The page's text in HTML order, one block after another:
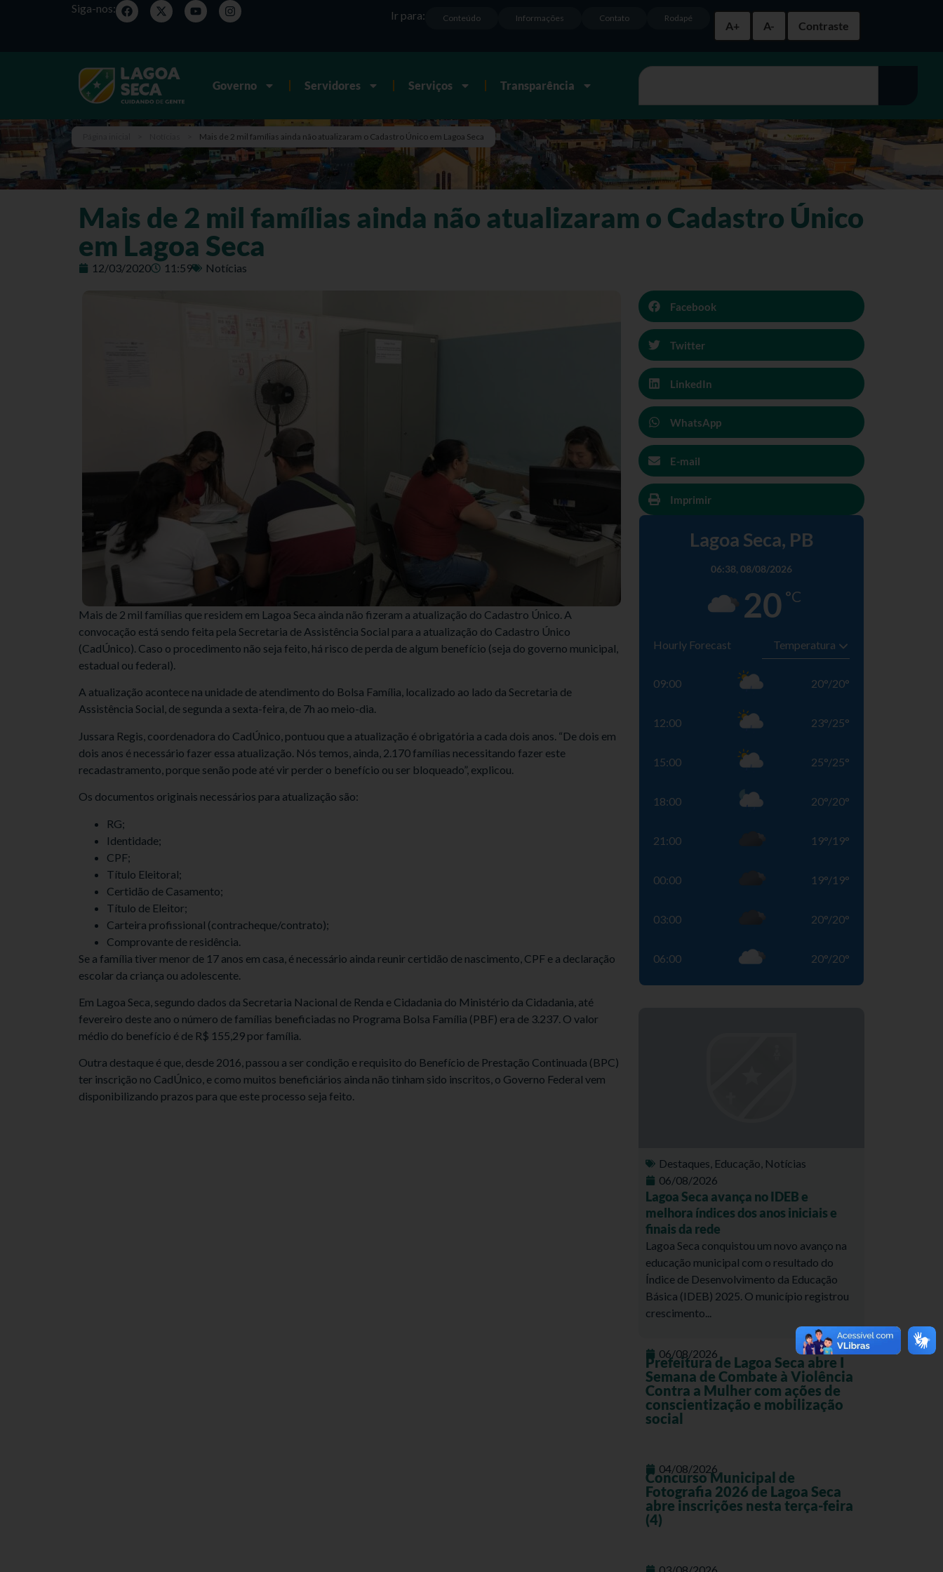
Siga-nos:
A+
A- Contraste
Rodapé
Contato
Informações
Conteúdo
Ir para:
Governo Servidores Serviços Transparência
Mais de 2 mil famílias ainda não atualizaram o Cadastro Único em Lagoa Seca
Mais de 2 mil famílias ainda não atualizaram o Cadastro Único
em Lagoa Seca
12/03/2020 11:59 Notícias
Mais de 2 mil famílias que residem em Lagoa Seca ainda não fizeram a atualização do Cadastro Único. A
convocação está sendo feita pela Secretaria de Assistência Social para a atualização do Cadastro Único
(CadÚnico). Caso o procedimento não seja feito, há risco de perda de algum benefício (seja do governo municipal,
estadual ou federal).
A atualização acontece na unidade de atendimento do Bolsa Família, localizado ao lado da Secretaria de
Assistência Social, de segunda a sexta-feira, de 7h ao meio-dia.
Jussara Regis, coordenadora do CadÚnico, pontuou que a atualização é obrigatória a cada dois anos. “De dois em
dois anos é necessário fazer essa atualização. Nós temos, ainda, 2.170 famílias necessitando fazer este
recadastramento, porque senão pode até vir perder o benefício ou ser bloqueado”, explicou.
Os documentos originais necessários para atualização são:
RG;
Identidade;
CPF;
Título Eleitoral;
Certidão de Casamento;
Título de Eleitor;
Carteira profissional (contracheque/contrato);
Comprovante de residência.
Se a família tiver menor de 17 anos em casa, é necessário ainda reunir certidão de nascimento, CPF e a declaração
escolar da criança ou adolescente.
Em Lagoa Seca, segundo dados da Secretaria Nacional de Renda e Cidadania do Ministério da Cidadania, até
fevereiro deste ano o número de famílias beneficiadas no Programa Bolsa Família (PBF) era de 3.237. O valor
médio do benefício é de R$ 155,29 por família.
Outra destaque é que, desde 2016, passou a ser condição e requisito do Benefício de Prestação Continuada (BPC)
ter inscrição no CadÚnico, e como muitos beneficiários ainda não tinham sido inscritos, o Governo Federal vem
disponibilizando prazos para que este processo seja feito.
Facebook
Twitter
LinkedIn
WhatsApp
E-mail
Imprimir
Lagoa Seca, PB
06:38, 08/08/2026
20 °C
Hourly Forecast
09:00 20°/20°
12:00 23°/25°
15:00 25°/25°
18:00 20°/20°
21:00 19°/19°
00:00 19°/19°
03:00 20°/20°
06:00 20°/20°
Destaques, Educação, Notícias
06/08/2026
Lagoa Seca avança no IDEB e
melhora índices dos anos iniciais e
finais da rede
Lagoa Seca conquistou um novo avanço na
educação municipal com o resultado do
Índice de Desenvolvimento da Educação
Básica (IDEB) 2025. O município registrou
crescimento...
06/08/2026
Prefeitura de Lagoa Seca abre I
Semana de Combate à Violência
Contra a Mulher com ações de
conscientização e mobilização
social
04/08/2026
Concurso Municipal de
Fotografia 2026 de Lagoa Seca
abre inscrições nesta terça-feira
(4)